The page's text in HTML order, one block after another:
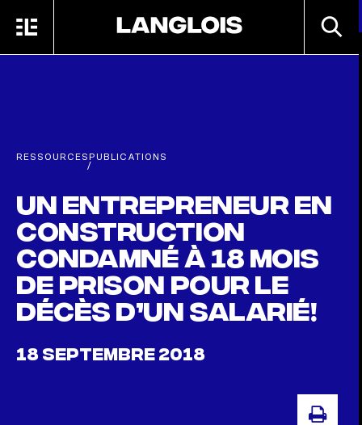
MENU
RESSOURCES
/
PUBLICATIONS
Un entrepreneur en
construction
condamné à 18 mois
de prison pour le
décès d’un salarié!
18 SEPTEMBRE 2018